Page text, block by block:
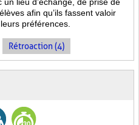
afin qu’ils fassent valoir
préférences.
Rétroaction (4)